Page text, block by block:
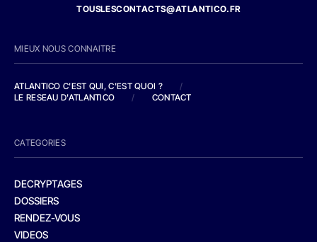
TOUSLESCONTACTS@ATLANTICO.FR
MIEUX NOUS CONNAITRE
ATLANTICO C'EST QUI, C'EST QUOI ?
/
LE RESEAU D'ATLANTICO
/ CONTACT
CATEGORIES
DECRYPTAGES
DOSSIERS
RENDEZ-VOUS
VIDEOS